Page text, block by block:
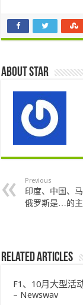
About star
Previous
印度、中国、
俄罗斯是…的
Related Articles
F1、10月大型活
– Newswav